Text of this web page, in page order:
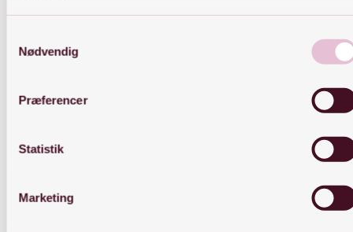
Nødvendig
Præferencer
Statistik
Marketing